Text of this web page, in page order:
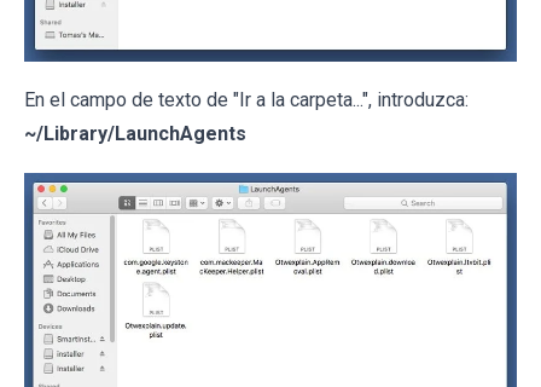
En el campo de texto de "Ir a la carpeta...", introduzca:
~/Library/LaunchAgents